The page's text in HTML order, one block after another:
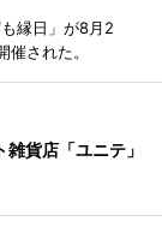
縁日」が8月2
された。
貨店「ユニテ」